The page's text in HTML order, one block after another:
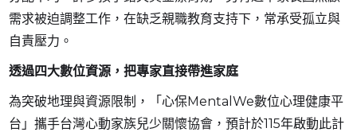
需求被迫調整工作，在缺乏親職教育支持下，常承受孤立與
自責壓力。
透過四大數位資源，把專家直接帶進家庭
為突破地理與資源限制，「心保MentalWe數位心理健康平
台」攜手台灣心動家族兒少關懷協會，預計於115年啟動此計